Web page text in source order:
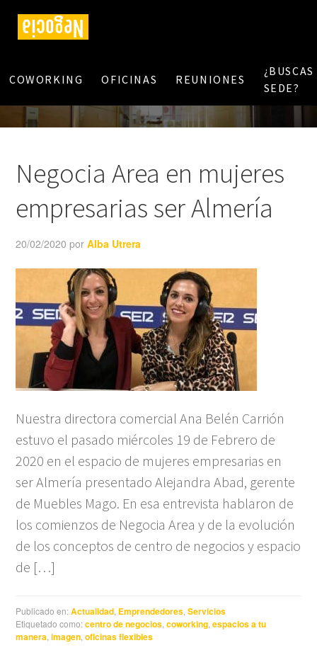
COWORKING OFICINAS REUNIONES
¿BUSCAS
SEDE?
Negocia Area en mujeres
empresarias ser Almería
20/02/2020 porAlba Utrera
Nuestra directora comercial Ana Belén Carrión
estuvo el pasado miércoles 19 de Febrero de
2020 en el espacio de mujeres empresarias en
ser Almería presentado Alejandra Abad, gerente
de Muebles Mago. En esa entrevista hablaron de
los comienzos de Negocia Area y de la evolución
de los conceptos de centro de negocios y espacio
de […]
Publicado en:Actualidad Emprendedores ,Servicios
Etiquetado como:centro de negocios ,coworking ,espacios a tu
manera ,imagen ,oficinas flexibles